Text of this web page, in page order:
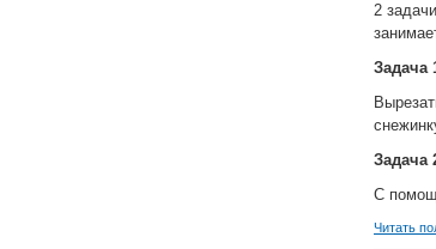
2
Задача
Задача
С
Читать